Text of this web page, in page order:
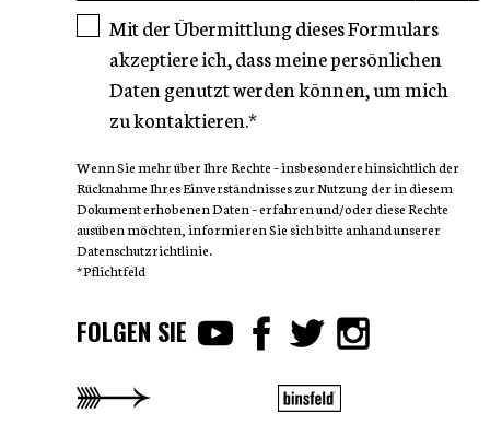
Mit der Übermittlung dieses Formulars
akzeptiere ich, dass meine persönlichen
Daten genutzt werden können, um mich
zu kontaktieren.*
Wenn Sie mehr über Ihre Rechte – insbesondere hinsichtlich der
Rücknahme Ihres Einverständnisses zur Nutzung der in diesem
Dokument erhobenen Daten – erfahren und/oder diese Rechte
ausüben möchten, informieren Sie sich bitte anhand unserer
Datenschutzrichtlinie.
*Pflichtfeld
FOLGEN SIE